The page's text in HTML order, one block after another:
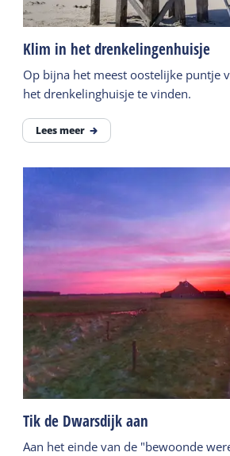
Klim in het drenkelingenhuisje
Op bijna het meest oostelijke puntje
het drenkelinghuisje te vinden.
Lees meer
Tik de Dwarsdijk aan
Aan het einde van de "bewoonde